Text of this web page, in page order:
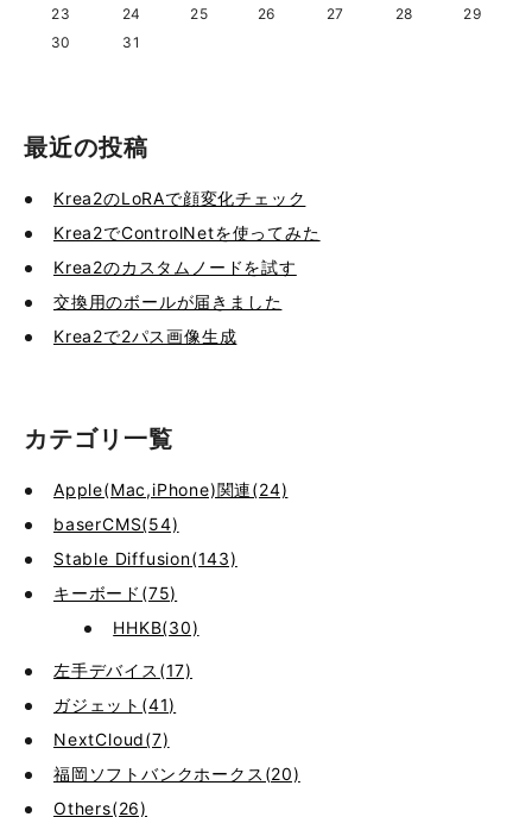
23
24 25 26 27 28
29
30
31
最近の投稿
Krea2のLoRAで顔変化チェック
Krea2でControlNetを使ってみた
Krea2のカスタムノードを試す
交換用のボールが届きました
Krea2で2パス画像生成
カテゴリ一覧
Apple(Mac,iPhone)関連(24)
baserCMS(54)
Stable Diffusion(143)
キーボード(75)
HHKB(30)
左手デバイス(17)
ガジェット(41)
NextCloud(7)
福岡ソフトバンクホークス(20)
Others(26)